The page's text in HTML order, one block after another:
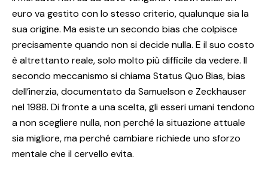
euro va gestito con lo stesso criterio, qualunque sia la
sua origine. Ma esiste un secondo bias che colpisce
precisamente quando non si decide nulla. E il suo costo
è altrettanto reale, solo molto più difficile da vedere. Il
secondo meccanismo si chiama Status Quo Bias, bias
dell’inerzia, documentato da Samuelson e Zeckhauser
nel 1988. Di fronte a una scelta, gli esseri umani tendono
a non scegliere nulla, non perché la situazione attuale
sia migliore, ma perché cambiare richiede uno sforzo
mentale che il cervello evita.